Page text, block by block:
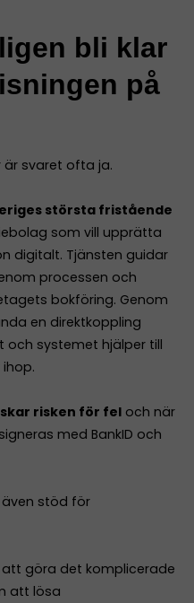
bli klar
på
är svaret ofta ja.
största fristående
som vill upprätta
digitalt. Tjänsten guidar
processen och
bokföring. Genom
en direktkoppling
systemet hjälper till
risken för fel och när
med BankID och
stöd för
göra det komplicerade
att lösa